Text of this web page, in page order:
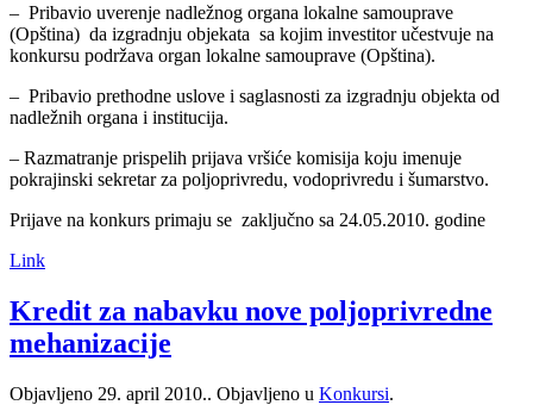
– Pribavio uverenje nadležnog organa lokalne samouprave
(Opština) da izgradnju objekata sa kojim investitor učestvuje na
konkursu podržava organ lokalne samouprave (Opština).
– Pribavio prethodne uslove i saglasnosti za izgradnju objekta od
nadležnih organa i institucija.
– Razmatranje prispelih prijava vršiće komisija koju imenuje
pokrajinski sekretar za poljoprivredu, vodoprivredu i šumarstvo.
Prijave na konkurs primaju se zaključno sa 24.05.2010. godine
Link
Kredit za nabavku nove poljoprivredne
mehanizacije
Objavljeno 29. april 2010.. Objavljeno u Konkursi.